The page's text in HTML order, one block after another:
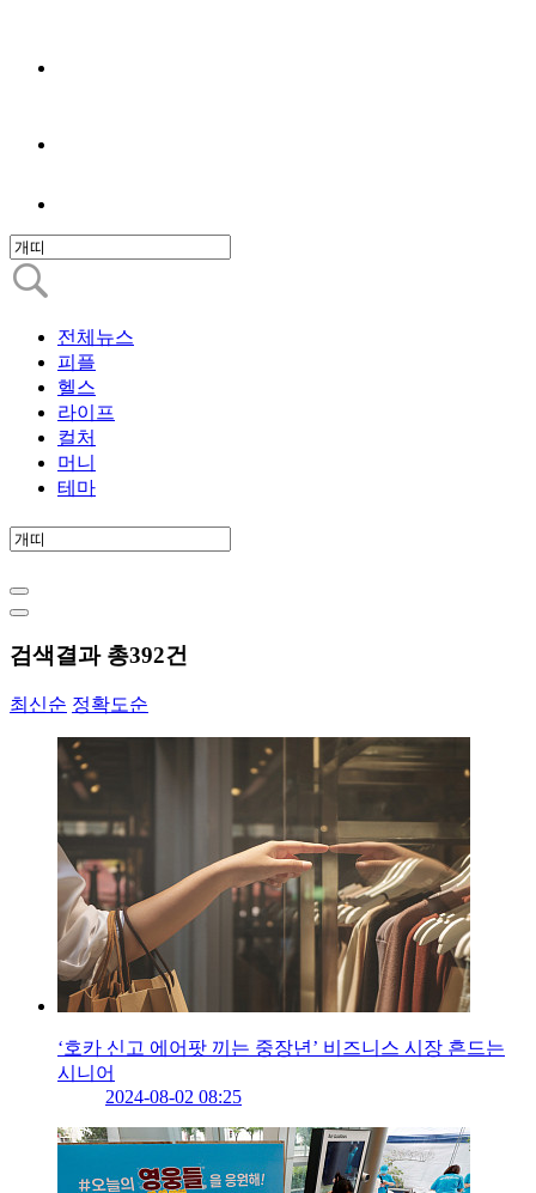
전체뉴스
피플
헬스
라이프
컬처
머니
테마
검색결과 총392건
최신순 정확도순
‘호카 신고 에어팟 끼는 중장년’ 비즈니스 시장 흔드는
시니어
2024-08-02 08:25